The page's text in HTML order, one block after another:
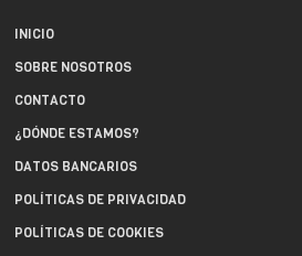
INICIO
SOBRE NOSOTROS
CONTACTO
¿DÓNDE ESTAMOS?
DATOS BANCARIOS
POLÍTICAS DE PRIVACIDAD
POLÍTICAS DE COOKIES